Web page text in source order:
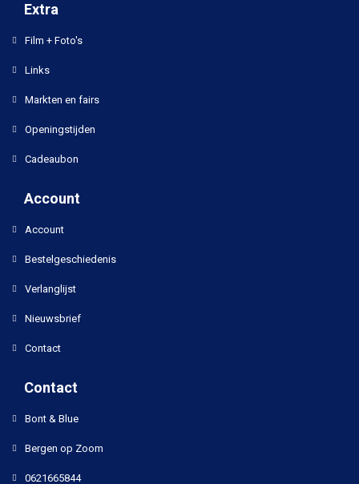
Extra
Film + Foto's
Links
Markten en fairs
Openingstijden
Cadeaubon
Account
Account
Bestelgeschiedenis
Verlanglijst
Nieuwsbrief
Contact
Contact
Bont & Blue
Bergen op Zoom
0621665844